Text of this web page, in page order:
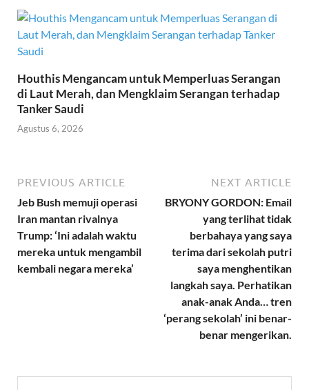
Houthis Mengancam untuk Memperluas Serangan
di Laut Merah, dan Mengklaim Serangan terhadap
Tanker Saudi
Agustus 6, 2026
PREVIOUS ARTICLE
Jeb Bush memuji operasi
Iran mantan rivalnya
Trump: ‘Ini adalah waktu
mereka untuk mengambil
kembali negara mereka’
NEXT ARTICLE
BRYONY GORDON: Email
yang terlihat tidak
berbahaya yang saya
terima dari sekolah putri
saya menghentikan
langkah saya. Perhatikan
anak-anak Anda… tren
‘perang sekolah’ ini benar-
benar mengerikan.